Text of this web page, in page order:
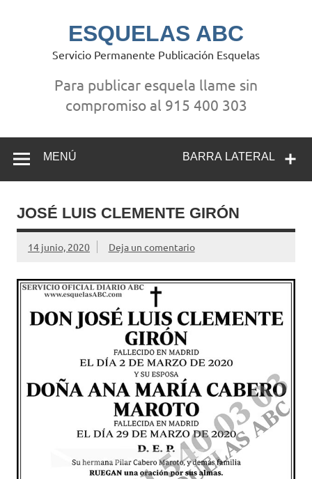
ESQUELAS ABC
Servicio Permanente Publicación Esquelas
Para publicar esquela llame sin
compromiso al 915 400 303
BARRA LATERAL
MENÚ
JOSÉ LUIS CLEMENTE GIRÓN
14 junio, 2020 Deja un comentario